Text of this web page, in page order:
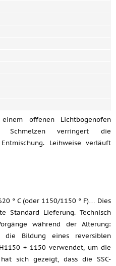
offenen Lichtbogenofen
Schmelzen verringert die
Leihweise verläuft
° C (oder 1150/1150 ° F)… Dies
Standard Lieferung. Technisch
während der Alterung:
die Bildung eines reversiblen
+ 1150 verwendet, um die
sich gezeigt, dass die SSC-